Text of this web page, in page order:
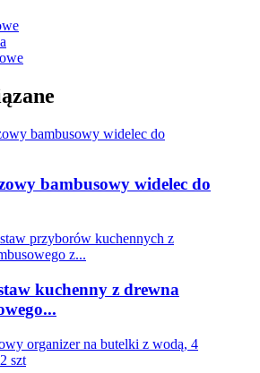
bambusowy widelec do
kuchenny z drewna